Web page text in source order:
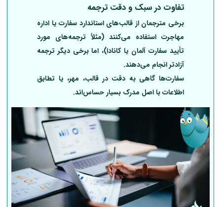
تفاوت در سبک و دقت ترجمه
برخی مترجمان از قالب‌های استاندارد سفارت یا اداره
مهاجرت استفاده می‌کنند (مثلاً ترجمه‌های مورد
تأیید سفارت آلمان یا کانادا)، اما برخی دیگر ترجمه
آزادتر انجام می‌دهند.
سفارت‌ها گاهی به دقت در قالب، مهر، یا تطابق
اطلاعات با اصل مدرک بسیار حساس‌اند.